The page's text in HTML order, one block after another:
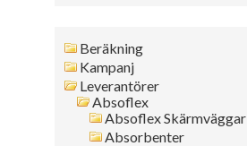
Fritext
Artikelnr
Namn
Leverantör
Beräkning
Kampanj
Leverantörer
Absoflex
Absoflex Skärmväggar
Absorbenter